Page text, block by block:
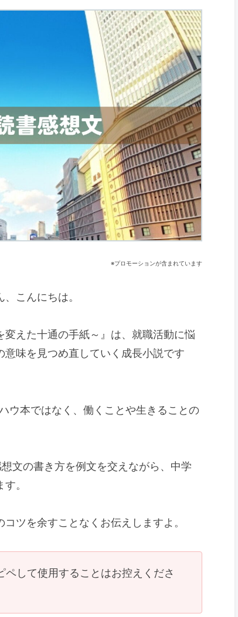
※プロモーションが含まれています
こんにちは。
えた十通の手紙～』は、就職活動に悩
味を見つめ直していく成長小説です
ウ本ではなく、働くことや生きることの
文の書き方を例文を交えながら、中学
。
ツを余すことなくお伝えしますよ。
して使用することはお控えくださ